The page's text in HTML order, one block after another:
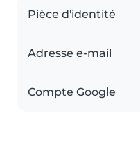
Pièce d'identité
Adresse e-mail
Compte Google